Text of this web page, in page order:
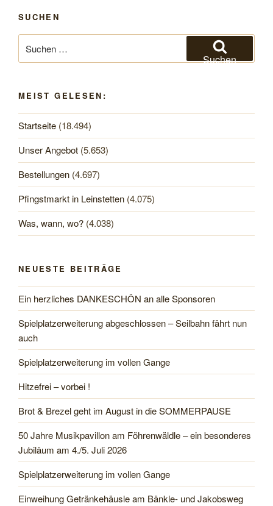
SUCHEN
nach:
Suchen
MEIST GELESEN:
Startseite (18.494)
Unser Angebot (5.653)
Bestellungen (4.697)
Pfingstmarkt in Leinstetten (4.075)
Was, wann, wo? (4.038)
NEUESTE BEITRÄGE
Ein herzliches DANKESCHÖN an alle Sponsoren
Spielplatzerweiterung abgeschlossen – Seilbahn fährt nun
auch
Spielplatzerweiterung im vollen Gange
Hitzefrei – vorbei !
Brot & Brezel geht im August in die SOMMERPAUSE
50 Jahre Musikpavillon am Föhrenwäldle – ein besonderes
Jubiläum am 4./5. Juli 2026
Spielplatzerweiterung im vollen Gange
Einweihung Getränkehäusle am Bänkle- und Jakobsweg